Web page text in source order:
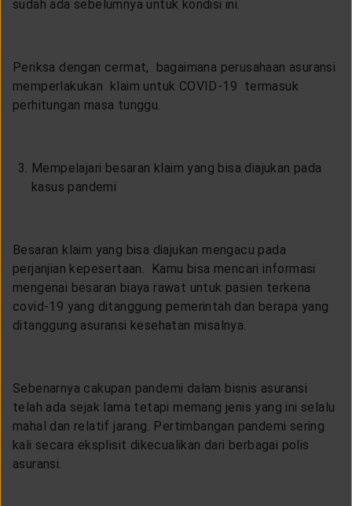
sudah ada sebelumnya untuk kondisi ini.
Periksa dengan cermat, bagaimana perusahaan asuransi
memperlakukan klaim untuk COVID-19 termasuk
perhitungan masa tunggu.
Mempelajari besaran klaim yang bisa diajukan pada
kasus pandemi
Besaran klaim yang bisa diajukan mengacu pada
perjanjian kepesertaan. Kamu bisa mencari informasi
mengenai besaran biaya rawat untuk pasien terkena
covid-19 yang ditanggung pemerintah dan berapa yang
ditanggung asuransi kesehatan misalnya.
Sebenarnya cakupan pandemi dalam bisnis asuransi
telah ada sejak lama tetapi memang jenis yang ini selalu
mahal dan relatif jarang. Pertimbangan pandemi sering
kali secara eksplisit dikecualikan dari berbagai polis
asuransi.